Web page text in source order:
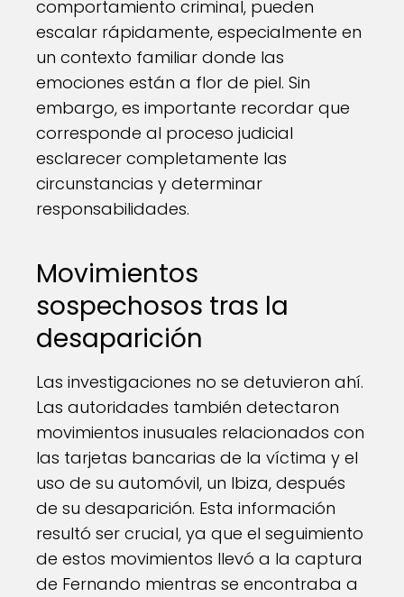
comportamiento criminal, pueden
escalar rápidamente, especialmente en
un contexto familiar donde las
emociones están a flor de piel. Sin
embargo, es importante recordar que
corresponde al proceso judicial
esclarecer completamente las
circunstancias y determinar
responsabilidades.
Movimientos
sospechosos tras la
desaparición
Las investigaciones no se detuvieron ahí.
Las autoridades también detectaron
movimientos inusuales relacionados con
las tarjetas bancarias de la víctima y el
uso de su automóvil, un Ibiza, después
de su desaparición. Esta información
resultó ser crucial, ya que el seguimiento
de estos movimientos llevó a la captura
de Fernando mientras se encontraba a